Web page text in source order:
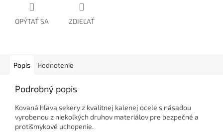
OPÝTAŤ SA ZDIEĽAŤ
Popis Hodnotenie
Podrobný popis
Kovaná hlava sekery z kvalitnej kalenej ocele s násadou
vyrobenou z niekoľkých druhov materiálov pre bezpečné a
protišmykové uchopenie.